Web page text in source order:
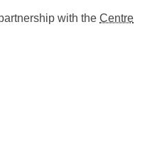
with the Centre